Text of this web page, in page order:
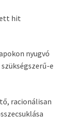
hit
nyugvó
e
racionálisan